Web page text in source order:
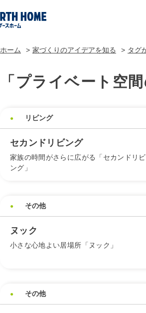
ホーム 家づくりのアイデアを知る タグ
「プライベート空
リビング
セカンドリビング
家族の時間がさらに広がる「セカンドリビ
ング」
その他
ヌック
小さな心地よい居場所「ヌック」
その他